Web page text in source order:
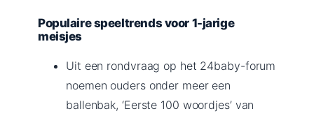
Populaire speeltrends voor 1-jarige
meisjes
Uit een rondvraag op het 24baby-forum
noemen ouders onder meer een
ballenbak, ‘Eerste 100 woordjes’ van